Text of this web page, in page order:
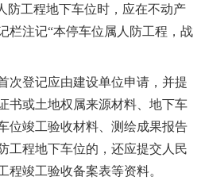
防工程地下车位时，应在不动产
栏注记“本停车位属人防工程，战
登记应由建设单位申请，并提
书或土地权属来源材料、地下车
位竣工验收材料、测绘成果报告
工程地下车位的，还应提交人民
程竣工验收备案表等资料。